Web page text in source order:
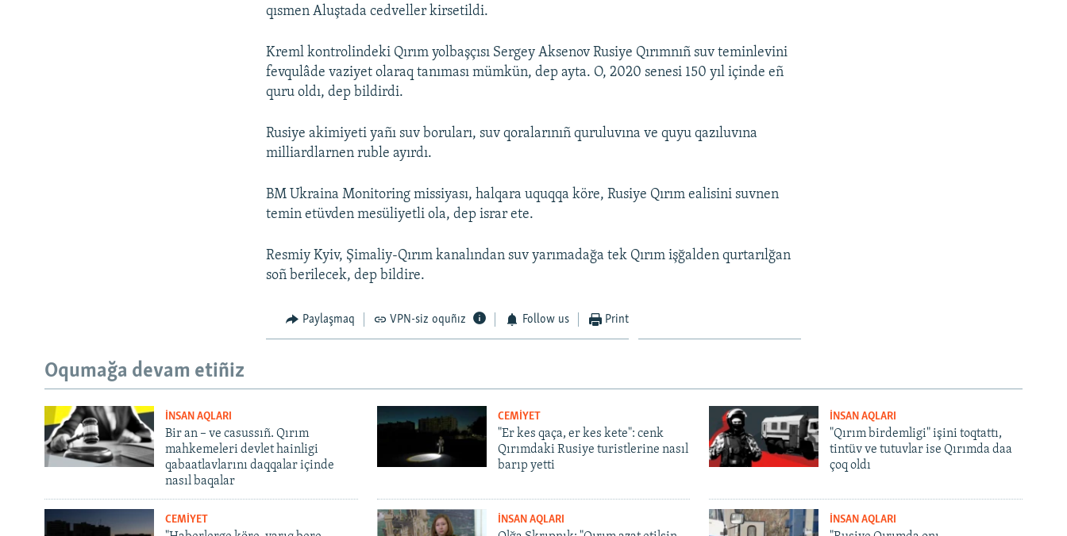
qısmen Aluştada cedveller kirsetildi.
Kreml kontrolindeki Qırım yolbaşçısı Sergey Aksenov Rusiye Qırımnıñ suv teminlevini
fevqulâde vaziyet olaraq tanıması mümkün, dep ayta. O, 2020 senesi 150 yıl içinde eñ
quru oldı, dep bildirdi.
Rusiye akimiyeti yañı suv boruları, suv qoralarınıñ quruluvına ve quyu qazıluvına
milliardlarnen ruble ayırdı.
BM Ukraina Monitoring missiyası, halqara uquqqa köre, Rusiye Qırım ealisini suvnen
temin etüvden mesüliyetli ola, dep israr ete.
Resmiy Kyiv, Şimaliy-Qırım kanalından suv yarımadağa tek Qırım işğalden qurtarılğan
soñ berilecek, dep bildire.
Paylaşmaq VPN-siz oquñız Follow us Print
Oqumağa devam etiñiz
İNSAN AQLARI
Bir an – ve casussıñ. Qırım
mahkemeleri devlet hainligi
qabaatlavlarını daqqalar içinde
nasıl baqalar
CEMİYET
"Er kes qaça, er kes kete": cenk
Qırımdaki Rusiye turistlerine nasıl
barıp yetti
İNSAN AQLARI
"Qırım birdemligi" işini toqtattı,
tintüv ve tutuvlar ise Qırımda daa
çoq oldı
CEMİYET İNSAN AQLARI İNSAN AQLARI